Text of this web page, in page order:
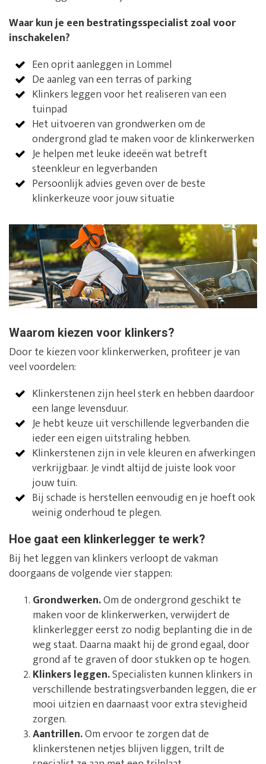
Waar kun je een bestratingsspecialist zoal voor
inschakelen?
Een oprit aanleggen in Lommel
De aanleg van een terras of parking
Klinkers leggen voor het realiseren van een
tuinpad
Het uitvoeren van grondwerken om de
ondergrond glad te maken voor de klinkerwerken
Je helpen met leuke ideeën wat betreft
steenkleur en legverbanden
Persoonlijk advies geven over de beste
klinkerkeuze voor jouw situatie
Waarom kiezen voor klinkers?
Door te kiezen voor klinkerwerken, profiteer je van
veel voordelen:
Klinkerstenen zijn heel sterk en hebben daardoor
een lange levensduur.
Je hebt keuze uit verschillende legverbanden die
ieder een eigen uitstraling hebben.
Klinkerstenen zijn in vele kleuren en afwerkingen
verkrijgbaar. Je vindt altijd de juiste look voor
jouw tuin.
Bij schade is herstellen eenvoudig en je hoeft ook
weinig onderhoud te plegen.
Hoe gaat een klinkerlegger te werk?
Bij het leggen van klinkers verloopt de vakman
doorgaans de volgende vier stappen:
Grondwerken.Om de ondergrond geschikt te
maken voor de klinkerwerken, verwijdert de
klinkerlegger eerst zo nodig beplanting die in de
weg staat. Daarna maakt hij de grond egaal, door
grond af te graven of door stukken op te hogen.
Klinkers leggen.Specialisten kunnen klinkers in
verschillende bestratingsverbanden leggen, die er
mooi uitzien en daarnaast voor extra stevigheid
zorgen.
Aantrillen.Om ervoor te zorgen dat de
klinkerstenen netjes blijven liggen, trilt de